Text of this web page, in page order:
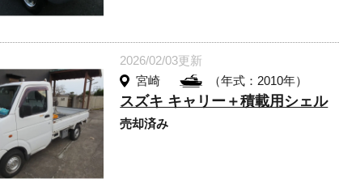
2026/02/03更新
宮崎
（年式：2010年）
スズキ キャリー＋積載用シェル
売却済み